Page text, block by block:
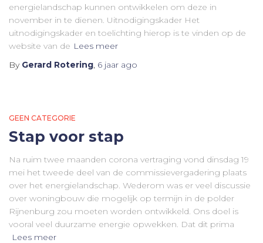
energielandschap kunnen ontwikkelen om deze in
november in te dienen. Uitnodigingskader Het
uitnodigingskader en toelichting hierop is te vinden op de
website van de Lees meer
By Gerard Rotering, 6 jaar ago
GEEN CATEGORIE
Stap voor stap
Na ruim twee maanden corona vertraging vond dinsdag 19
mei het tweede deel van de commissievergadering plaats
over het energielandschap. Wederom was er veel discussie
over woningbouw die mogelijk op termijn in de polder
Rijnenburg zou moeten worden ontwikkeld. Ons doel is
vooral veel duurzame energie opwekken. Dat dit prima
Lees meer